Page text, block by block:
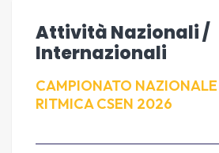
Attività Nazionali /
Internazionali
CAMPIONATO
RITMICA CSEN 2026